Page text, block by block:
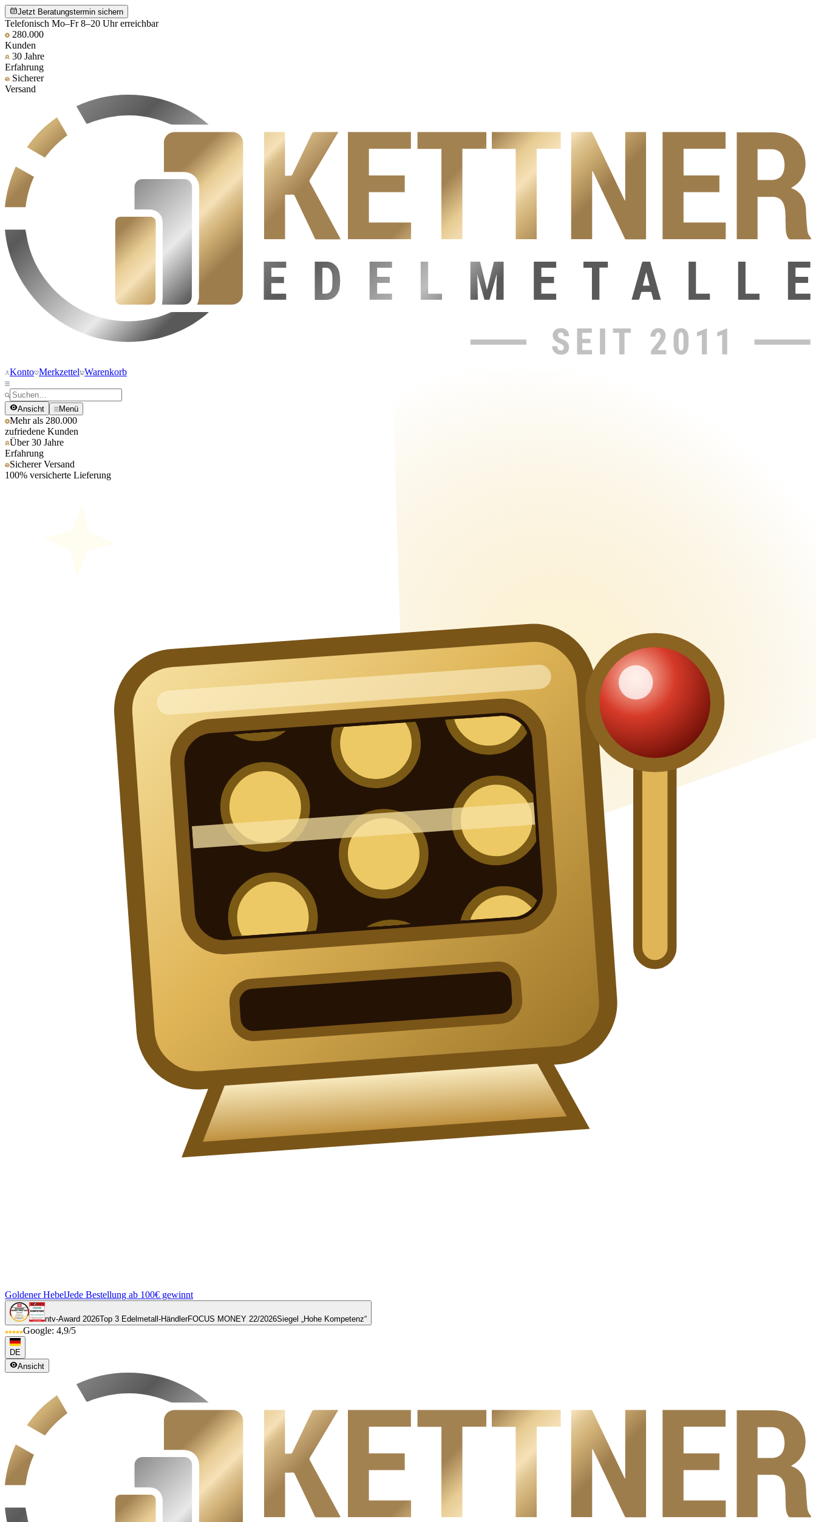
Jetzt Beratungstermin sichern
Telefonisch Mo–Fr 8–20 Uhr erreichbar
280.000
Kunden
30 Jahre
Erfahrung
Sicherer
Versand
Konto Merkzettel Warenkorb
Ansicht Menü
Mehr als 280.000
zufriedene Kunden
Über 30 Jahre
Erfahrung
Sicherer Versand
100% versicherte Lieferung
Goldener HebelJede Bestellung ab 100€ gewinnt
ntv-Award 2026Top 3 Edelmetall-HändlerFOCUS MONEY 22/2026Siegel „Hohe Kompetenz“
Google: 4,9/5
DE
Ansicht